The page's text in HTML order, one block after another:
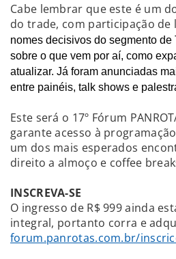
Cabe lembrar que este é um
do trade, com participação de l
nomes decisivos do segmento de
sobre o que vem por aí, como
atualizar. Já foram anunciadas
entre painéis, talk shows e
Este será o 17º Fórum
garante acesso à
um dos mais esperados
direito a almoço e coffee
INSCREVA-SE
O ingresso de R$ 999 ainda
integral, portanto corra e
forum.panrotas.com.br/